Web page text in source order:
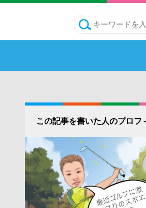
この記事を書いた人のプロフ